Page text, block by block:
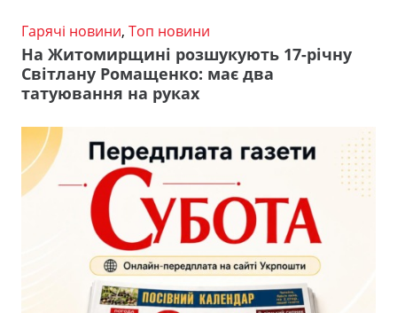
Гарячі новини, Топ новини
На Житомирщині розшукують 17-річну
Світлану Ромащенко: має два
татуювання на руках